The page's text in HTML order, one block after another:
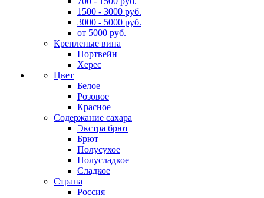
1500 - 3000 руб.
3000 - 5000 руб.
от 5000 руб.
Крепленые вина
Портвейн
Херес
Цвет
Белое
Розовое
Красное
Содержание сахара
Экстра брют
Брют
Полусухое
Полусладкое
Сладкое
Страна
Россия